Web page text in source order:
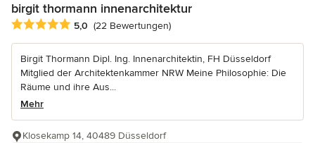
birgit thormann innenarchitektur
Durchschnittliche Bewertung: 5 von 5 Sternen
5,0 (22 Bewertungen)
Birgit Thormann Dipl. Ing. Innenarchitektin, FH Düsseldorf
Mitglied der Architektenkammer NRW Meine Philosophie: Die
Räume und ihre Aus...
Mehr
Klosekamp 14, 40489 Düsseldorf